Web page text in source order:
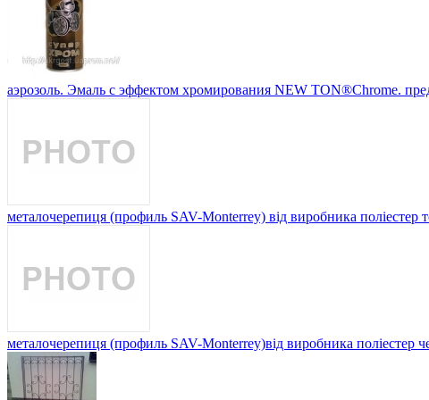
аэрозоль. Эмаль с эффектом хромирования NEW TON®Chrome.
металочерепиця (профиль SAV-Мonterrey) від виробника поліестер
металочерепиця (профиль SAV-Мonterrey)від виробника поліестер